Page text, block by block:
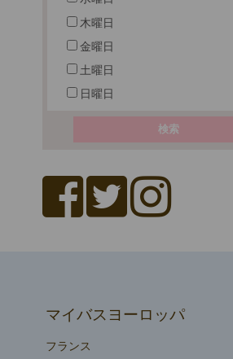
木曜日
金曜日
土曜日
日曜日
マイバスヨーロッパ
フランス